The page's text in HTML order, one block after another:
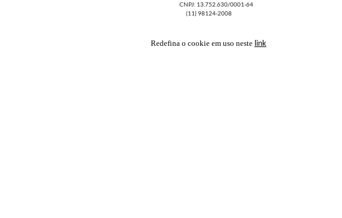
CNPJ: 13.752.630/0001-64
(11) 98124-2008
Redefina o cookie em uso neste link